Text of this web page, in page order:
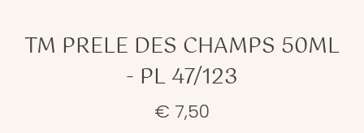
TM PRELE DES CHAMPS 50ML
- PL 47/123
€ 7,50